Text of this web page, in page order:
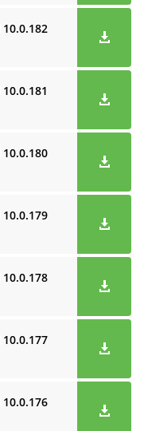
10.0.182
10.0.181
10.0.180
10.0.179
10.0.178
10.0.177
10.0.176